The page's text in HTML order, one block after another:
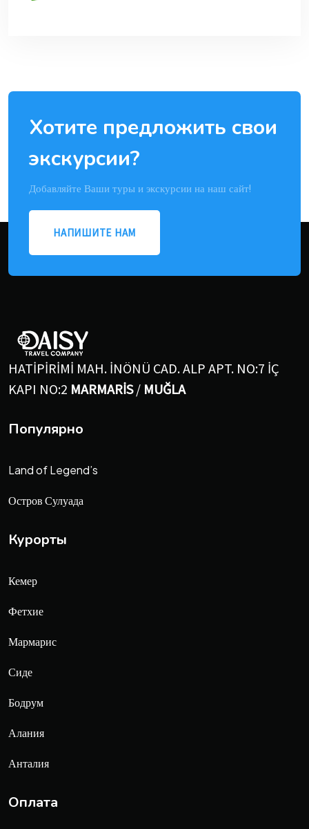
Хотите предложить свои
экскурсии?
Добавляйте Ваши туры и экскурсии на наш сайт!
НАПИШИТЕ НАМ
HATİPİRİMİ MAH. İNÖNÜ CAD. ALP APT. NO:7 İÇ
KAPI NO:2 MARMARİS/ MUĞLA
Популярно
Land of Legend’s
Остров Сулуада
Курорты
Кемер
Фетхие
Мармарис
Сиде
Бодрум
Алания
Анталия
Оплата